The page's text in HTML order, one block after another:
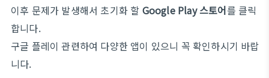
이후 문제가 발생해서 초기화 할 Google Play 스토어를 클릭
합니다.
구글 플레이 관련하여 다양한 앱이 있으니 꼭 확인하시기 바랍
니다.